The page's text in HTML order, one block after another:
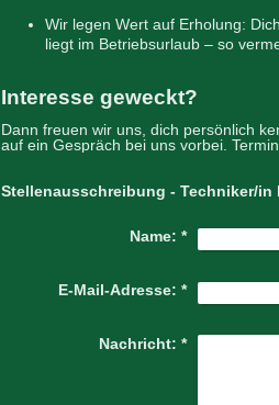
Wir legen Wert auf Erholung:
liegt im Betriebsurlaub – so
Interesse geweckt?
Dann freuen wir uns, dich persönlich
auf ein Gespräch bei uns vorbei.
Stellenausschreibung -
Name: *
E-Mail-Adresse: *
Nachricht: *